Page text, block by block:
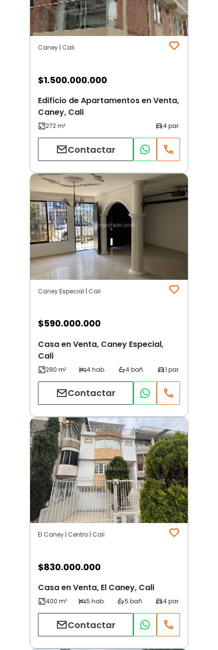
Caney | Cali
$1.500.000.000
Edificio de Apartamentos en Venta,
Caney, Cali
Contactar
Caney Especial | Cali
$590.000.000
Casa en Venta, Caney Especial,
Cali
Contactar
El Caney | Centro | Cali
$830.000.000
Casa en Venta, El Caney, Cali
Contactar